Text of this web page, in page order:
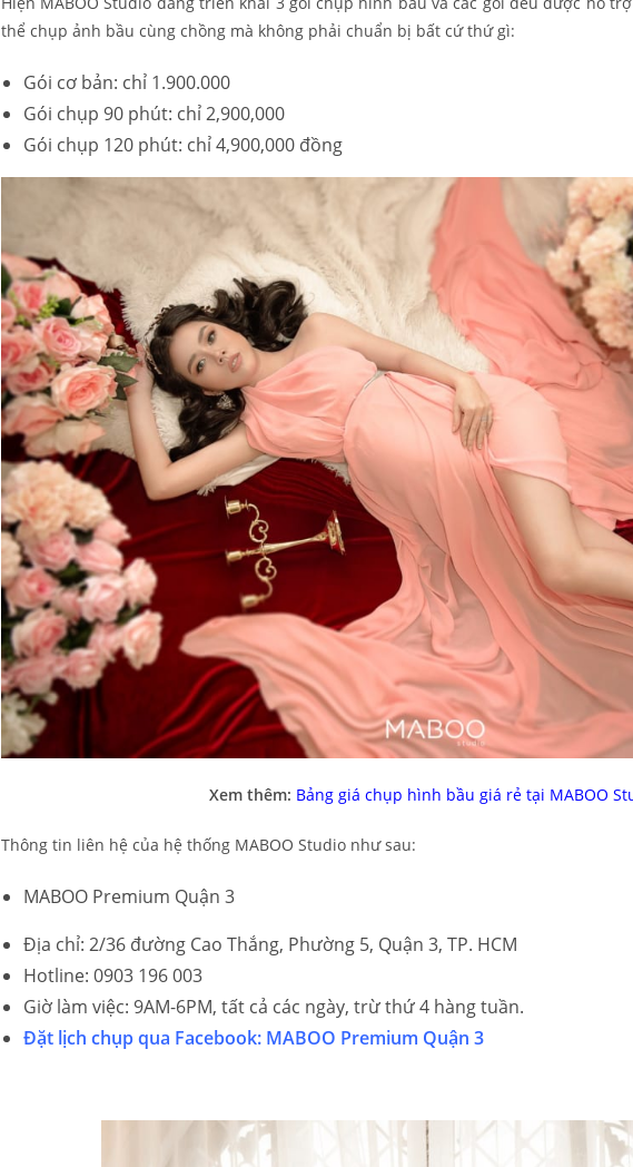
thể chụp ảnh bầu cùng chồng mà không phải chuẩn bị bất cứ thứ gì:
Gói cơ bản: chỉ 1.900.000
Gói chụp 90 phút: chỉ 2,900,000
Gói chụp 120 phút: chỉ 4,900,000 đồng
Xem thêm: Bảng giá chụp hình bầu giá rẻ tại MABOO
Thông tin liên hệ của hệ thống MABOO Studio như sau:
MABOO Premium Quận 3
Địa chỉ: 2/36 đường Cao Thắng, Phường 5, Quận 3, TP. HCM
Hotline: 0903 196 003
Giờ làm việc: 9AM-6PM, tất cả các ngày, trừ thứ 4 hàng tuần.
Đặt lịch chụp qua Facebook:MABOO Premium Quận 3